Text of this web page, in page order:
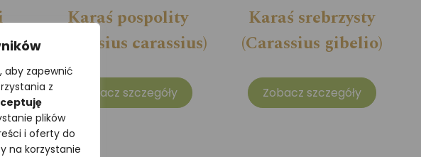
aby zapewnić
z
plików
i oferty do
na korzystanie
Karaś pospolity
(Carassius carassius)
Zobacz szczegóły
Karaś srebrzysty
(Carassius gibelio)
Zobacz szczegóły